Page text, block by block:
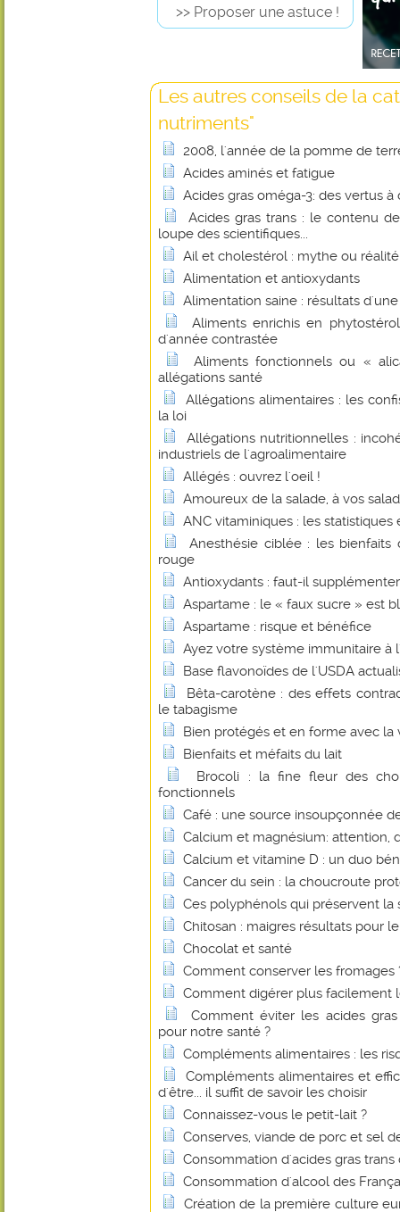
>> Proposer une astuce !
Les autres conseils de la
nutriments"
2008, l'année de la pomme de
Acides aminés et fatigue
Acides gras oméga-3: des vertus à
Acides gras trans : le contenu
loupe des scientifiques...
Ail et cholestérol : mythe ou réalité
Alimentation et antioxydants
Alimentation saine : résultats
Aliments enrichis en
d'année contrastée
Aliments fonctionnels ou «
allégations santé
Allégations alimentaires : les
la loi
Allégations nutritionnelles :
industriels de l'agroalimentaire
Allégés : ouvrez l'oeil !
Amoureux de la salade, à vos
ANC vitaminiques : les statistiques
Anesthésie ciblée : les
rouge
Antioxydants : faut-il
Aspartame : le « faux sucre » est
Aspartame : risque et bénéfice
Ayez votre système immunitaire à
Base flavonoïdes de l'USDA
Bêta-carotène : des effets
le tabagisme
Bien protégés et en forme avec la
Bienfaits et méfaits du lait
Brocoli : la fine fleur des
fonctionnels
Café : une source insoupçonnée
Calcium et magnésium: attention,
Calcium et vitamine D : un duo
Cancer du sein : la choucroute
Ces polyphénols qui préservent la
Chitosan : maigres résultats pour
Chocolat et santé
Comment conserver les fromages
Comment digérer plus facilement
Comment éviter les acides
pour notre santé ?
Compléments alimentaires : les
Compléments alimentaires et
d'être... il suffit de savoir les choisir
Connaissez-vous le petit-lait ?
Conserves, viande de porc et sel
Consommation d'acides gras
Consommation d'alcool des
Création de la première culture